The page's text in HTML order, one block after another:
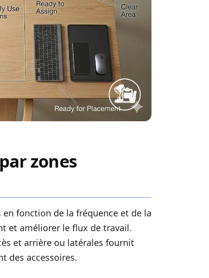
zones
fonction de la fréquence et de la
et améliorer le flux de travail.
et arrière ou latérales fournit
des accessoires.